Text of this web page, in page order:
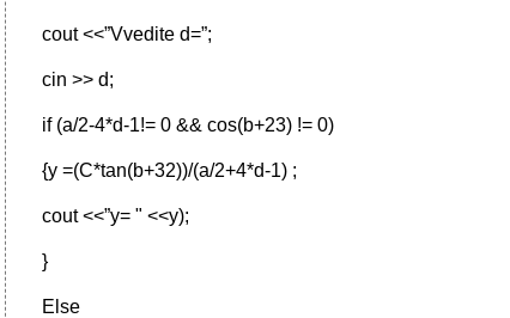
cout <<”Vvedite d=”;
cin >> d;
if (a/2-4*d-1!= 0 && cos(b+23) != 0)
{y =(C*tan(b+32))/(a/2+4*d-1) ;
cout <<”y= " <<y);
}
Else